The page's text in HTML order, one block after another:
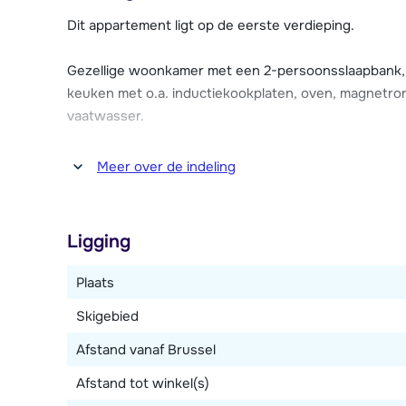
diverse keuzes aan winkels, restaurants en enkele
Residence Le Grand Bouquetin heeft een
appartement heeft Wi-Fi en één parkeerplaats tot
Dit appartement ligt op de eerste verdieping.
Gezellige woonkamer met een 2-
keuken met o.a. inductiekookplaten, oven,
vaatwasser.
Twee slaapkamers, waarvan één met twee 1-
Meer over de indeling
Ligging
Plaats
Skigebied
Afstand vanaf Brussel
Afstand tot winkel(s)